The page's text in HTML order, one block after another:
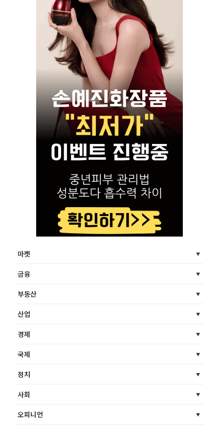
마켓
금융
부동산
산업
경제
국제
정치
사회
오피니언